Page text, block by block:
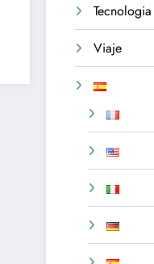
Tecnologia
Viaje